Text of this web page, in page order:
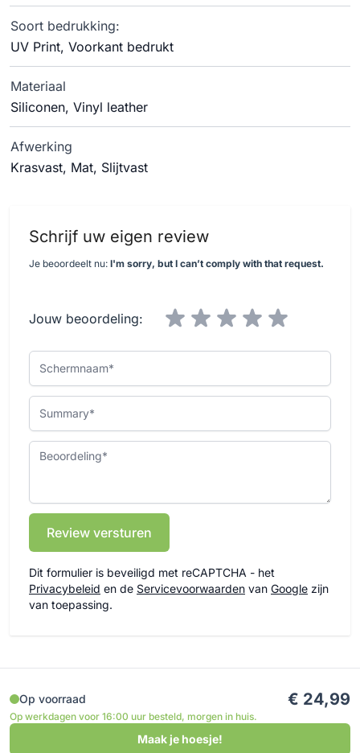
Soort bedrukking:
UV Print, Voorkant bedrukt
Materiaal
Siliconen, Vinyl leather
Afwerking
Krasvast, Mat, Slijtvast
Schrijf uw eigen review
Je beoordeelt nu: I'm sorry, but I can’t comply with that request.
Jouw beoordeling:
Schermnaam
Summary
Beoordeling
Review versturen
Dit formulier is beveiligd met reCAPTCHA - het
Privacybeleid en de Servicevoorwaarden van Google zijn
van toepassing.
Op voorraad € 24,99
Op werkdagen voor 16:00 uur besteld, morgen in huis.
Maak je hoesje!